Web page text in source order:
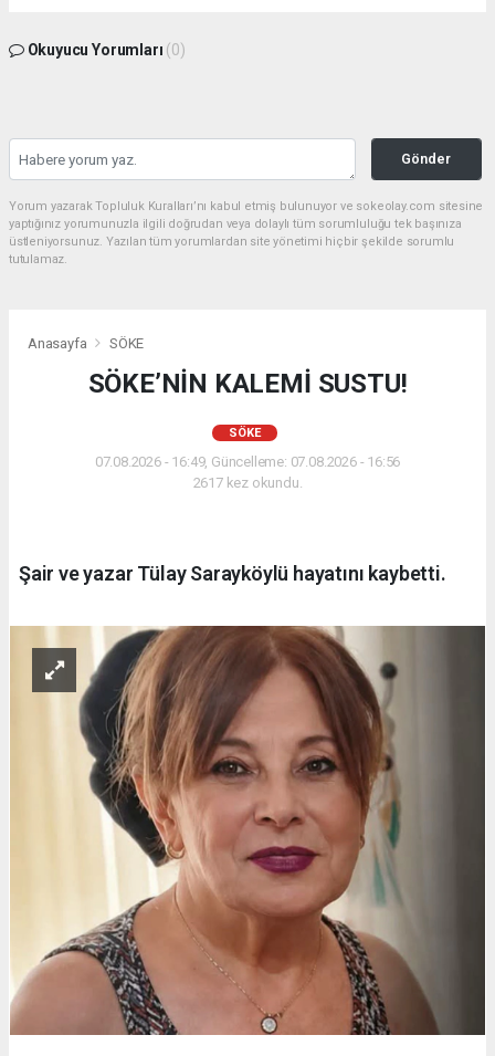
Okuyucu Yorumları (0)
Gönder
Yorum yazarak Topluluk Kuralları’nı kabul etmiş bulunuyor ve sokeolay.com sitesine
yaptığınız yorumunuzla ilgili doğrudan veya dolaylı tüm sorumluluğu tek başınıza
üstleniyorsunuz. Yazılan tüm yorumlardan site yönetimi hiçbir şekilde sorumlu
tutulamaz.
Anasayfa SÖKE
SÖKE’NİN KALEMİ SUSTU!
SÖKE
07.08.2026 - 16:49, Güncelleme: 07.08.2026 - 16:56
2617 kez okundu.
Şair ve yazar Tülay Sarayköylü hayatını kaybetti.